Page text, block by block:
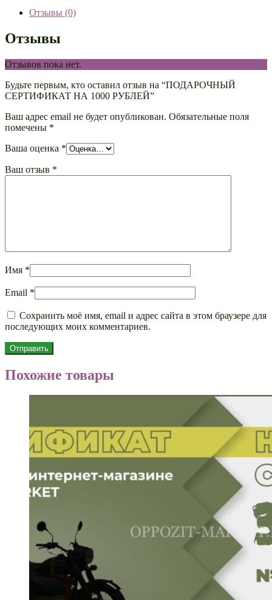
Отзывы (0)
Отзывы
Отзывов пока нет.
Будьте первым, кто оставил отзыв на “ПОДАРОЧНЫЙ
СЕРТИФИКАТ НА 1000 РУБЛЕЙ”
Ваш адрес email не будет опубликован. Обязательные поля
помечены *
Ваша оценка *
Ваш отзыв *
Имя *
Email *
Сохранить моё имя, email и адрес сайта в этом браузере для
последующих моих комментариев.
Похожие товары